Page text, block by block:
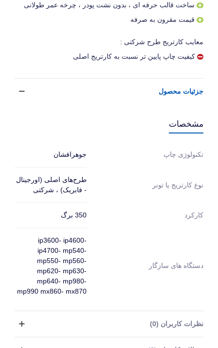
ساخت قالب حرفه ای ، بدون نشت پودر ، چرخه عمر طولانی
قیمت مقرون به صرفه
معایب کارتریج طرح شرکتی :
کیفیت چاپ پایین تر نسبت به کارتریج اصلی
جزئیات محصول
مشخصات
تکنولوژی چاپ جوهرافشان
نوع کارتریج یا تونر
طرح‌های اصلی (اورجینال
- فابریک) ، شرکتی
کارکرد 350 برگ
دستگاه های سازگار
ip3600- ip4600-
ip4700- mp540-
mp550- mp560-
mp620- mp630-
mp640- mp980-
mp990 mx860- mx870
نظرات کاربران (0)